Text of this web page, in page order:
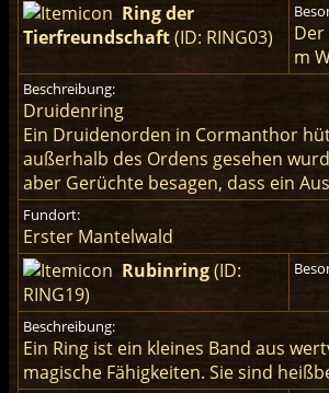
Ring der
Tierfreundschaft(ID: RING03)
m
Beschreibung:
Druidenring
Ein Druidenorden in Cormanthor
außerhalb des Ordens gesehen
aber Gerüchte besagen, dass ein
Fundort:
Erster Mantelwald
Rubinring(ID:
RING19)
Beschreibung:
Ein Ring ist ein kleines Band aus
magische Fähigkeiten. Sie sind